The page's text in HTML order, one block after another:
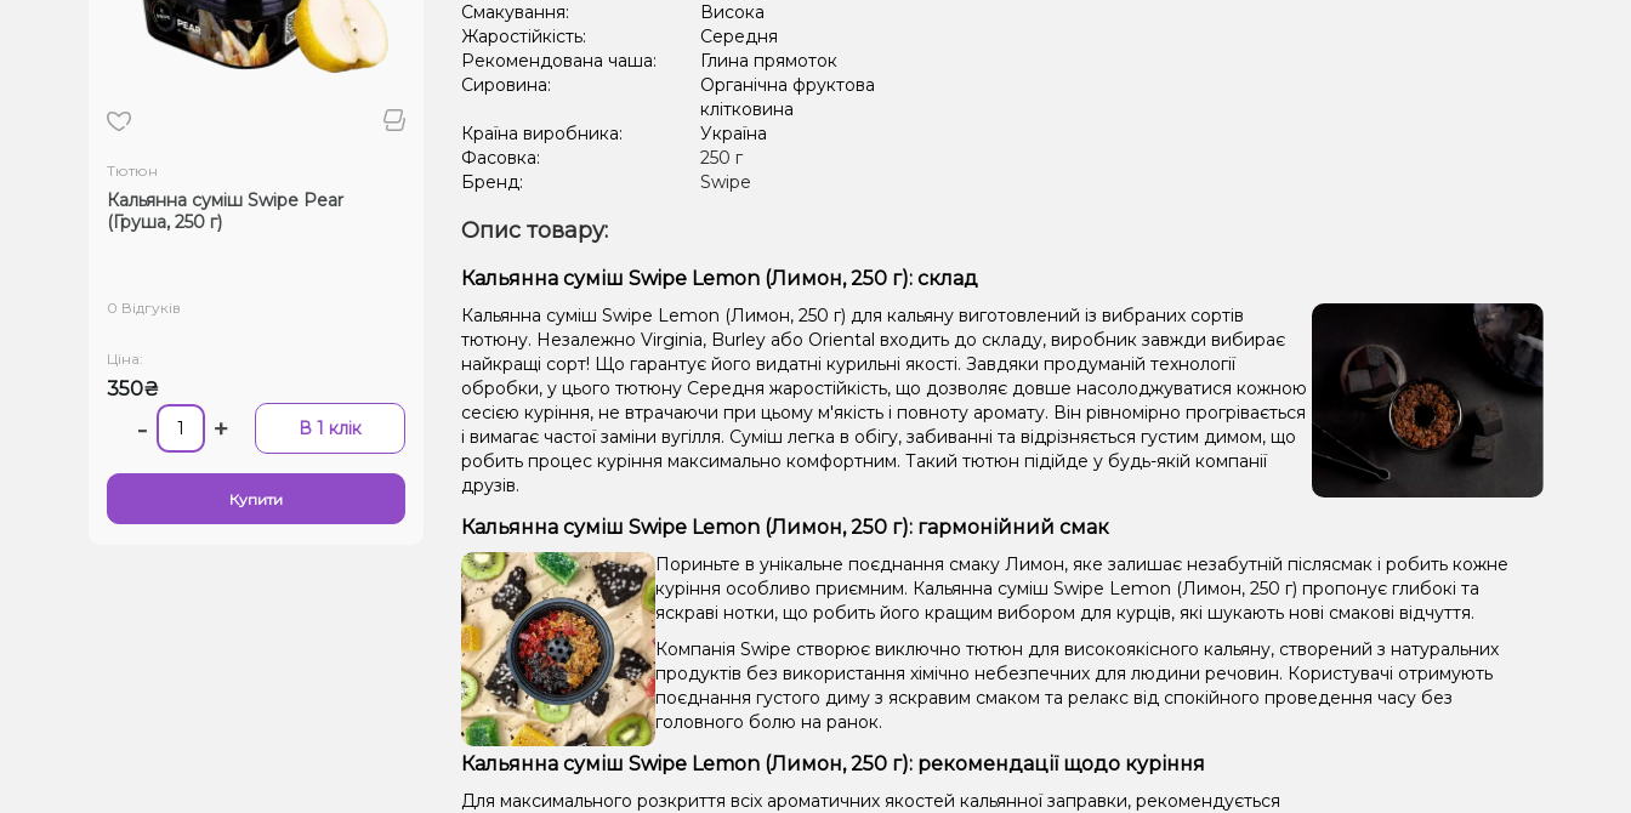
Тютюн
Кальянна суміш Swipe Pear
(Груша, 250 г)
0 Відгуків
Ціна:
350₴
- + В 1 клік
Купити
Смакування:
Висока
Жаростійкість:
Середня
Рекомендована чаша:
Глина прямоток
Сировина:
Органічна фруктова
клітковина
Країна виробника:
Україна
Фасовка:
250 г
Бренд:
Swipe
Опис товару:
Кальянна суміш Swipe Lemon (Лимон, 250 г): склад
Кальянна суміш Swipe Lemon (Лимон, 250 г) для кальяну виготовлений із вибраних сортів
тютюну. Незалежно Virginia, Burley або Oriental входить до складу, виробник завжди вибирає
найкращі сорт! Що гарантує його видатні курильні якості. Завдяки продуманій технології
обробки, у цього тютюну Середня жаростійкість, що дозволяє довше насолоджуватися кожною
сесією куріння, не втрачаючи при цьому м'якість і повноту аромату. Він рівномірно прогрівається
і вимагає частої заміни вугілля. Суміш легка в обігу, забиванні та відрізняється густим димом, що
робить процес куріння максимально комфортним. Такий тютюн підійде у будь-якій компанії
друзів.
Кальянна суміш Swipe Lemon (Лимон, 250 г): гармонійний смак
Пориньте в унікальне поєднання смаку Лимон, яке залишає незабутній післясмак і робить кожне
куріння особливо приємним. Кальянна суміш Swipe Lemon (Лимон, 250 г) пропонує глибокі та
яскраві нотки, що робить його кращим вибором для курців, які шукають нові смакові відчуття.
Компанія Swipe створює виключно тютюн для високоякісного кальяну, створений з натуральних
продуктів без використання хімічно небезпечних для людини речовин. Користувачі отримують
поєднання густого диму з яскравим смаком та релакс від спокійного проведення часу без
головного болю на ранок.
Кальянна суміш Swipe Lemon (Лимон, 250 г): рекомендації щодо куріння
Для максимального розкриття всіх ароматичних якостей кальянної заправки, рекомендується